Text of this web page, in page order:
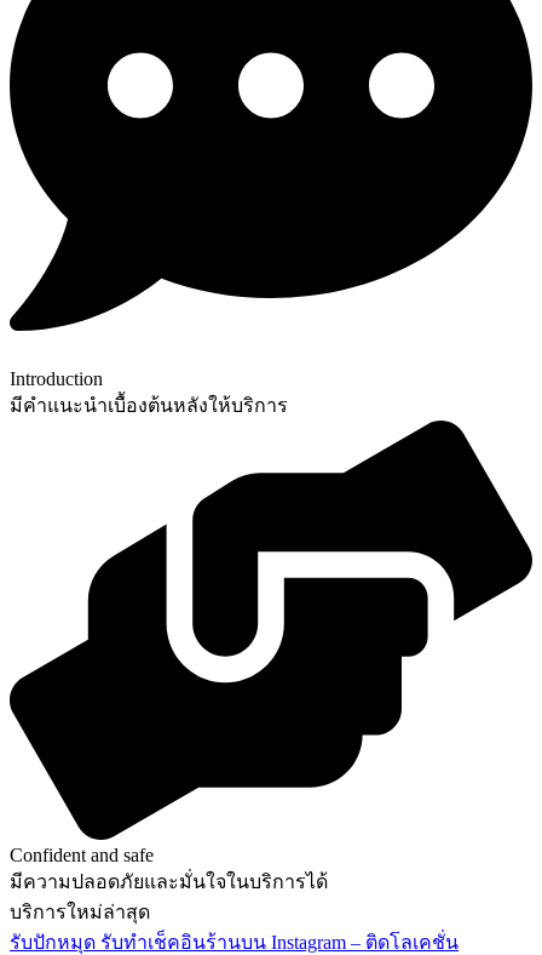
Introduction
มีคำแนะนำเบื้องต้นหลังให้บริการ
Confident and safe
มีความปลอดภัยและมั่นใจในบริการได้
บริการใหม่ล่าสุด
รับปักหมุด รับทำเช็คอินร้านบน Instagram – ติดโลเคชั่น